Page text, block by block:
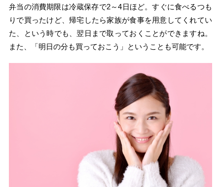
弁当の消費期限は冷蔵保存で2～4日ほど。すぐに食べるつも
りで買ったけど、帰宅したら家族が食事を用意してくれてい
た、という時でも、翌日まで取っておくことができますね。
また、「明日の分も買っておこう」ということも可能です。